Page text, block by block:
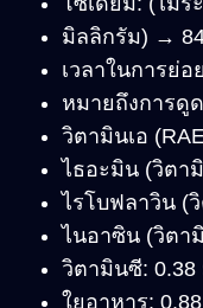
มิลลิกรัม) →
เวลาในการย่
หมายถึงการดู
วิตามินเอ
ไธอะมิน (วิตา
ไรโบฟลาวิน (
ไนอาซิน (วิตา
วิตามินซี: 0.38
ใยอาหาร: